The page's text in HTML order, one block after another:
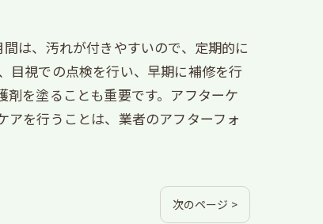
は、汚れが付きやすいので、定期的に
目視での点検を行い、早期に補修を行
を塗ることも重要です。アフターケ
を行うことは、業者のアフターフォ
次のページ >